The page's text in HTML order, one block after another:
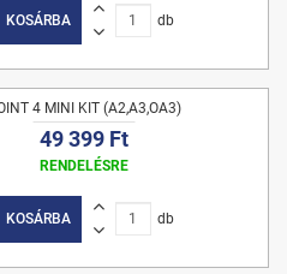
KOSÁRBA db
4 MINI KIT (A2,A3,OA3)
49 399 Ft
RENDELÉSRE
KOSÁRBA db